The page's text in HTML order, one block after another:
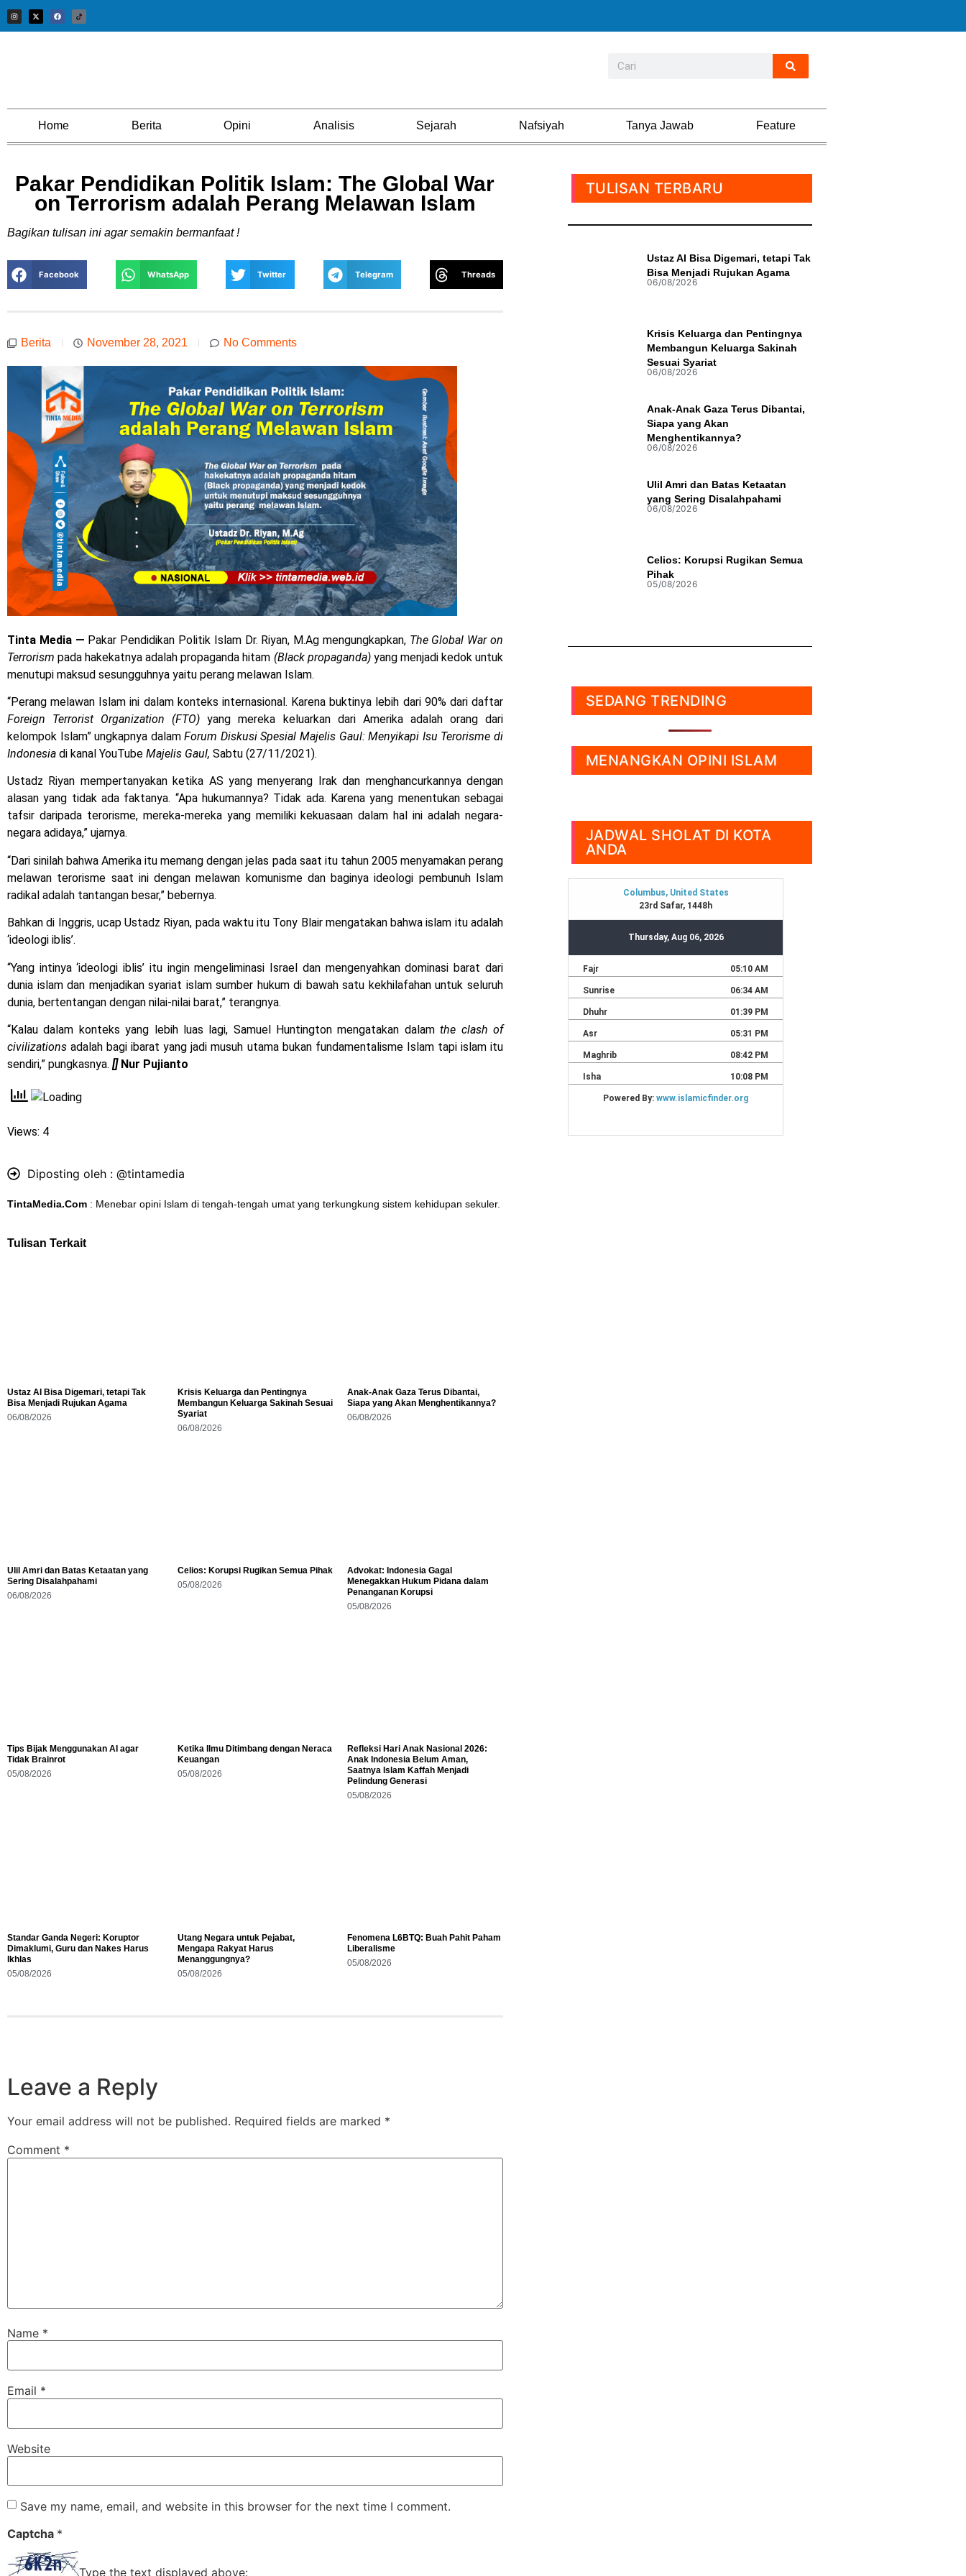
Home Berita Opini Analisis Sejarah Nafsiyah Tanya Jawab Feature
Pakar Pendidikan Politik Islam: The Global War
on Terrorism adalah Perang Melawan Islam
Bagikan tulisan ini agar semakin bermanfaat !
Facebook WhatsApp Twitter Telegram Threads
Berita November 28, 2021 No Comments
Tinta Media— Pakar Pendidikan Politik Islam Dr. Riyan, M.Ag mengungkapkan, The Global War on
Terrorism pada hakekatnya adalah propaganda hitam (Black propaganda)yang menjadi kedok untuk
menutupi maksud sesungguhnya yaitu perang melawan Islam.
“Perang melawan Islam ini dalam konteks internasional. Karena buktinya lebih dari 90% dari daftar
Foreign Terrorist Organization (FTO) yang mereka keluarkan dari Amerika adalah orang dari
kelompok Islam” ungkapnya dalamForum Diskusi Spesial Majelis Gaul: Menyikapi Isu Terorisme di
Indonesia di kanal YouTube Majelis Gaul, Sabtu (27/11/2021).
Ustadz Riyan mempertanyakan ketika AS yang menyerang Irak dan menghancurkannya dengan
alasan yang tidak ada faktanya. “Apa hukumannya? Tidak ada. Karena yang menentukan sebagai
tafsir daripada terorisme, mereka-mereka yang memiliki kekuasaan dalam hal ini adalah negara-
negara adidaya,” ujarnya.
“Dari sinilah bahwa Amerika itu memang dengan jelas pada saat itu tahun 2005 menyamakan perang
melawan terorisme saat ini dengan melawan komunisme dan baginya ideologi pembunuh Islam
radikal adalah tantangan besar,” bebernya.
Bahkan di Inggris, ucap Ustadz Riyan, pada waktu itu Tony Blair mengatakan bahwa islam itu adalah
‘ideologi iblis’.
“Yang intinya ‘ideologi iblis’ itu ingin mengeliminasi Israel dan mengenyahkan dominasi barat dari
dunia islam dan menjadikan syariat islam sumber hukum di bawah satu kekhilafahan untuk seluruh
dunia, bertentangan dengan nilai-nilai barat,” terangnya.
“Kalau dalam konteks yang lebih luas lagi, Samuel Huntington mengatakan dalamthe clash of
civilizations adalah bagi ibarat yang jadi musuh utama bukan fundamentalisme Islam tapi islam itu
sendiri,” pungkasnya. []Nur Pujianto
Views: 4
Diposting oleh : @tintamedia
TintaMedia.Com : Menebar opini Islam di tengah-tengah umat yang terkungkung sistem kehidupan sekuler.
Tulisan Terkait
Ustaz AI Bisa Digemari, tetapi Tak
Bisa Menjadi Rujukan Agama
06/08/2026
Krisis Keluarga dan Pentingnya
Membangun Keluarga Sakinah Sesuai
Syariat
06/08/2026
Anak-Anak Gaza Terus Dibantai,
Siapa yang Akan Menghentikannya?
06/08/2026
Ulil Amri dan Batas Ketaatan yang
Sering Disalahpahami
06/08/2026
Celios: Korupsi Rugikan Semua Pihak
05/08/2026
Advokat: Indonesia Gagal
Menegakkan Hukum Pidana dalam
Penanganan Korupsi
05/08/2026
Tips Bijak Menggunakan AI agar
Tidak Brainrot
05/08/2026
Ketika Ilmu Ditimbang dengan Neraca
Keuangan
05/08/2026
Refleksi Hari Anak Nasional 2026:
Anak Indonesia Belum Aman,
Saatnya Islam Kaffah Menjadi
Pelindung Generasi
05/08/2026
Standar Ganda Negeri: Koruptor
Dimaklumi, Guru dan Nakes Harus
Ikhlas
05/08/2026
Utang Negara untuk Pejabat,
Mengapa Rakyat Harus
Menanggungnya?
05/08/2026
Fenomena L6BTQ: Buah Pahit Paham
Liberalisme
05/08/2026
Leave a Reply
Your email address will not be published. Required fields are marked *
Comment *
Name *
Email *
Website
Save my name, email, and website in this browser for the next time I comment.
Captcha *
Type the text displayed above:
TULISAN TERBARU
Ustaz AI Bisa Digemari, tetapi Tak
Bisa Menjadi Rujukan Agama
06/08/2026
Krisis Keluarga dan Pentingnya
Membangun Keluarga Sakinah
Sesuai Syariat
06/08/2026
Anak-Anak Gaza Terus Dibantai,
Siapa yang Akan
Menghentikannya?
06/08/2026
Ulil Amri dan Batas Ketaatan
yang Sering Disalahpahami
06/08/2026
Celios: Korupsi Rugikan Semua
Pihak
05/08/2026
SEDANG TRENDING
MENANGKAN OPINI ISLAM
JADWAL SHOLAT DI KOTA
ANDA